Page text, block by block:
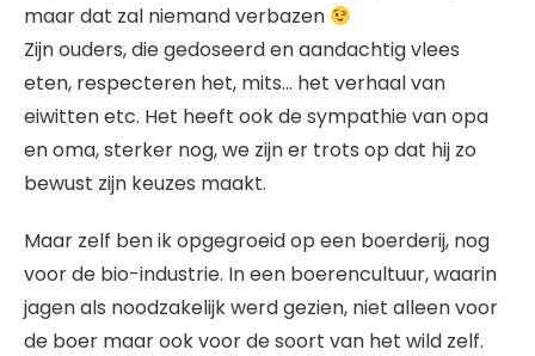
maar dat zal niemand verbazen
Zijn ouders, die gedoseerd en aandachtig vlees
eten, respecteren het, mits… het verhaal van
eiwitten etc. Het heeft ook de sympathie van opa
en oma, sterker nog, we zijn er trots op dat hij zo
bewust zijn keuzes maakt.
Maar zelf ben ik opgegroeid op een boerderij, nog
voor de bio-industrie. In een boerencultuur, waarin
jagen als noodzakelijk werd gezien, niet alleen voor
de boer maar ook voor de soort van het wild zelf.